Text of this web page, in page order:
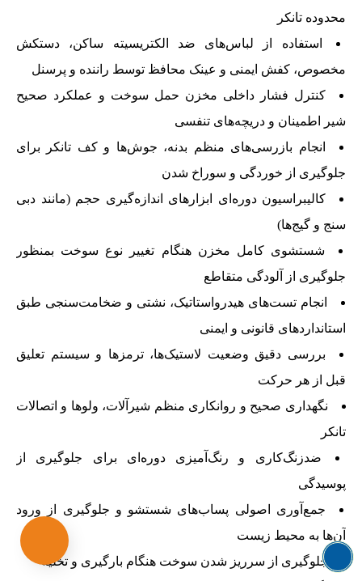
محدوده تانکر
استفاده از لباس‌های ضد الکتریسیته ساکن، دستکش
مخصوص، کفش ایمنی و عینک محافظ توسط راننده و پرسنل
کنترل فشار داخلی مخزن حمل سوخت و عملکرد صحیح
شیر اطمینان و دریچه‌های تنفسی
انجام بازرسی‌های منظم بدنه، جوش‌ها و کف تانکر برای
جلوگیری از خوردگی و سوراخ شدن
کالیبراسیون دوره‌ای ابزارهای اندازه‌گیری حجم (مانند دبی
سنج و گیج‌ها)
شستشوی کامل مخزن هنگام تغییر نوع سوخت بمنظور
جلوگیری از آلودگی متقاطع
انجام تست‌های هیدرواستاتیک، نشتی و ضخامت‌سنجی طبق
استانداردهای قانونی و ایمنی
بررسی دقیق وضعیت لاستیک‌ها، ترمزها و سیستم تعلیق
قبل از هر حرکت
نگهداری صحیح و روانکاری منظم شیرآلات، ولوها و اتصالات
تانکر
ضدزنگ‌کاری و رنگ‌آمیزی دوره‌ای برای جلوگیری از
پوسیدگی
جمع‌آوری اصولی پساب‌های شستشو و جلوگیری از ورود
آن‌ها به محیط زیست
جلوگیری از سرریز شدن سوخت هنگام بارگیری و تخلیه